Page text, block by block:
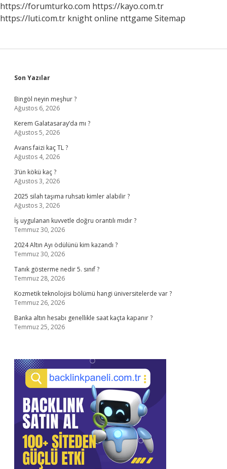
https://forumturko.com https://kayo.com.tr
https://luti.com.tr knight online nttgame Sitemap
Sidebar
Son Yazılar
Bingöl neyin meşhur ?
Ağustos 6, 2026
Kerem Galatasaray’da mı ?
Ağustos 5, 2026
Avans faizi kaç TL ?
Ağustos 4, 2026
3’ün kökü kaç ?
Ağustos 3, 2026
2025 silah taşıma ruhsatı kimler alabilir ?
Ağustos 3, 2026
İş uygulanan kuvvetle doğru orantılı mıdır ?
Temmuz 30, 2026
2024 Altın Ayı ödülünü kim kazandı ?
Temmuz 30, 2026
Tanık gösterme nedir 5. sınıf ?
Temmuz 28, 2026
Kozmetik teknolojisi bölümü hangi üniversitelerde var ?
Temmuz 26, 2026
Banka altın hesabı genellikle saat kaçta kapanır ?
Temmuz 25, 2026